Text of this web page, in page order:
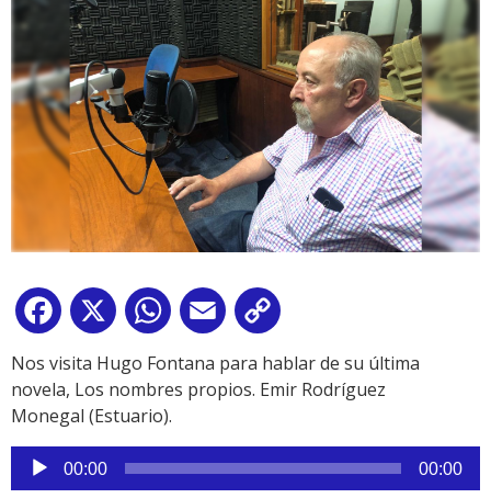
Facebook
X WhatsApp
Email
Link
Nos visita Hugo Fontana para hablar de su última
novela, Los nombres propios. Emir Rodríguez
Monegal (Estuario).
Reproductor
de
00:00 00:00